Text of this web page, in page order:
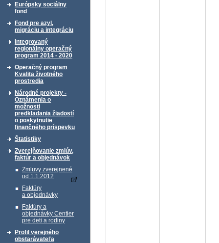
Európsky sociálny
fond
Fond pre azyl,
migráciu a integráciu
Integrovaný
regionálny operačný
program 2014 - 2020
Operačný program
Kvalita životného
prostredia
Národné projekty -
Oznámenia o
možnosti
predkladania žiadostí
o poskytnutie
finančného príspevku
Štatistiky
Zverejňovanie zmlúv,
faktúr a objednávok
Zmluvy zverejnené
od 1.1.2012
Faktúry
a objednávky
Faktúry a
objednávky Centier
pre deti a rodiny
Profil verejného
obstarávateľa